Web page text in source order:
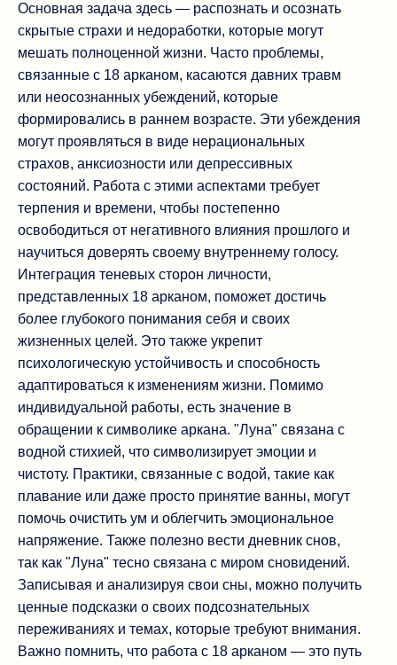
Основная задача здесь — распознать и осознать
скрытые страхи и недоработки, которые могут
мешать полноценной жизни. Часто проблемы,
связанные с 18 арканом, касаются давних травм
или неосознанных убеждений, которые
формировались в раннем возрасте. Эти убеждения
могут проявляться в виде нерациональных
страхов, анксиозности или депрессивных
состояний. Работа с этими аспектами требует
терпения и времени, чтобы постепенно
освободиться от негативного влияния прошлого и
научиться доверять своему внутреннему голосу.
Интеграция теневых сторон личности,
представленных 18 арканом, поможет достичь
более глубокого понимания себя и своих
жизненных целей. Это также укрепит
психологическую устойчивость и способность
адаптироваться к изменениям жизни. Помимо
индивидуальной работы, есть значение в
обращении к символике аркана. "Луна" связана с
водной стихией, что символизирует эмоции и
чистоту. Практики, связанные с водой, такие как
плавание или даже просто принятие ванны, могут
помочь очистить ум и облегчить эмоциональное
напряжение. Также полезно вести дневник снов,
так как "Луна" тесно связана с миром сновидений.
Записывая и анализируя свои сны, можно получить
ценные подсказки о своих подсознательных
переживаниях и темах, которые требуют внимания.
Важно помнить, что работа с 18 арканом — это путь